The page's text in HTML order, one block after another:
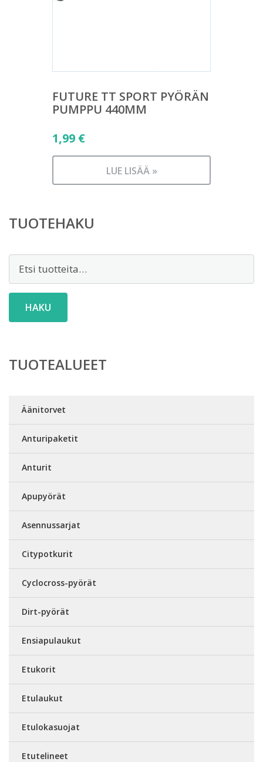
FUTURE TT SPORT PYÖRÄN
PUMPPU 440MM
1,99 €
LUE LISÄÄ »
TUOTEHAKU
Etsi:
HAKU
TUOTEALUEET
Äänitorvet
Anturipaketit
Anturit
Apupyörät
Asennussarjat
Citypotkurit
Cyclocross-pyörät
Dirt-pyörät
Ensiapulaukut
Etukorit
Etulaukut
Etulokasuojat
Etutelineet